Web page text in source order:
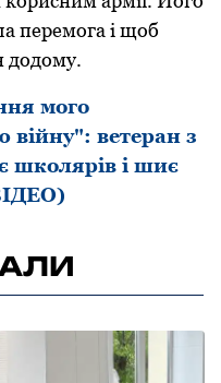
перемога і щоб
додому.
мого
війну": ветеран з
школярів і шиє